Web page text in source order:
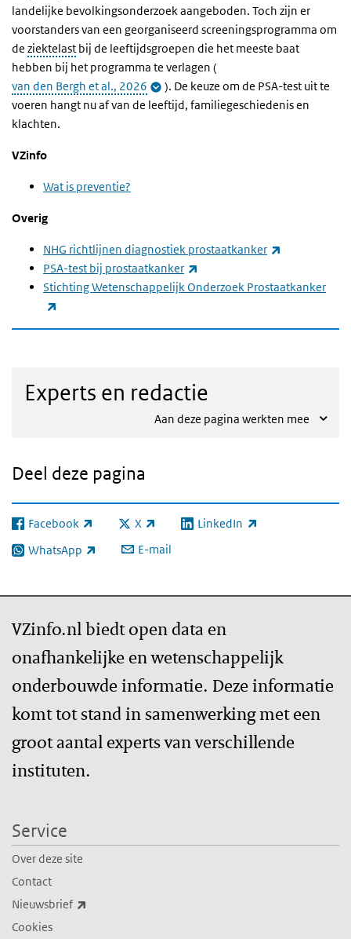
landelijke bevolkingsonderzoek aangeboden. Toch zijn er
voorstanders van een georganiseerd screeningsprogramma om
de ziektelast bij de leeftijdsgroepen die het meeste baat
hebben bij het programma te verlagen (
van den Bergh et al., 2026
). De keuze om de PSA-test uit te
voeren hangt nu af van de leeftijd, familiegeschiedenis en
klachten.
VZinfo
Wat is preventie?
Overig
NHG richtlijnen diagnostiek prostaatkanker
PSA-test bij prostaatkanker
Stichting Wetenschappelijk Onderzoek Prostaatkanker
Experts en redactie
Aan deze pagina werkten mee
Deel deze pagina
Facebook
(externe link) X
(externe link) LinkedIn
(externe link)
WhatsApp
(externe link) E-mail
VZinfo.nl biedt open data en
onafhankelijke en wetenschappelijk
onderbouwde informatie. Deze informatie
komt tot stand in samenwerking met een
groot aantal experts van verschillende
instituten.
Service
Over deze site
Contact
Nieuwsbrief
Cookies